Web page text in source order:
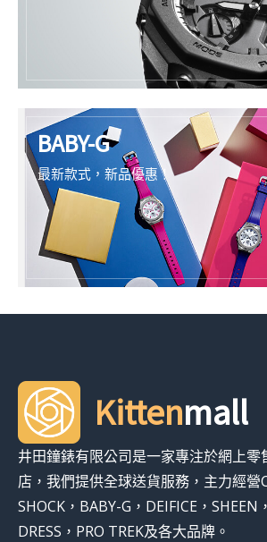
BABY-G
最新款式，新品優惠！
Kittenmall
井田鐘錶有限公司是一家專注於網上零
店，我們提供全球送貨服務，主力經營
SHOCK，BABY-G，DEIFICE，SHEEN
DRESS，PRO TREK及各大品牌。